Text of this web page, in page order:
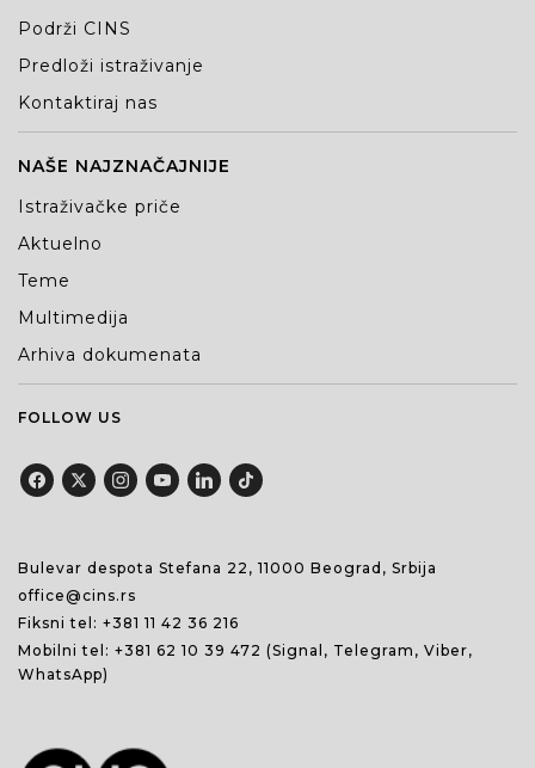
Podrži CINS
Predloži istraživanje
Kontaktiraj nas
NAŠE NAJZNAČAJNIJE
Istraživačke priče
Aktuelno
Teme
Multimedija
Arhiva dokumenata
FOLLOW US
Bulevar despota Stefana 22, 11000 Beograd, Srbija
office@cins.rs
Fiksni tel: +381 11 42 36 216
Mobilni tel: +381 62 10 39 472 (Signal, Telegram, Viber,
WhatsApp)